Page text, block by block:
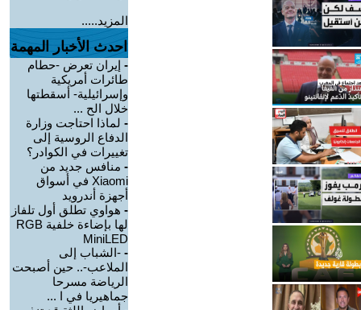
المزيد.....
احدث الأخبار المهمة
- إيران تعرض -حطام
طائرات أمريكية
وإسرائيلية- أسقطتها
خلال الح ...
- لماذا احتاجت وزارة
الدفاع الروسية إلى
تغييرات في الكوادر؟
- منافس جديد من
Xiaomi في أسواق
أجهزة أندرويد
- هواوي تطلق أول تلفاز
لها بإضاءة خلفية RGB
MiniLED
- -الشباب إلى
الملاعب-.. حين أصبحت
الرياضة مسرحا
جماهيريا في ا ...